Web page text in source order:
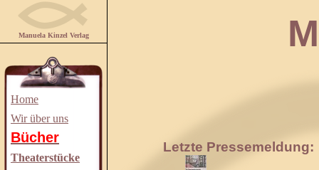
Manuela Kinzel Verlag
Home
Wir über uns
Bücher
Theaterstücke
Letzte Pressemeldung: